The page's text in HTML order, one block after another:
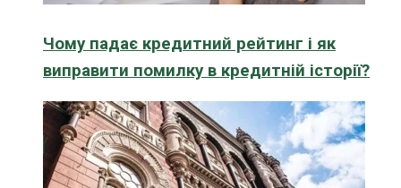
Чому падає кредитний рейтинг і як
виправити помилку в кредитній історії?